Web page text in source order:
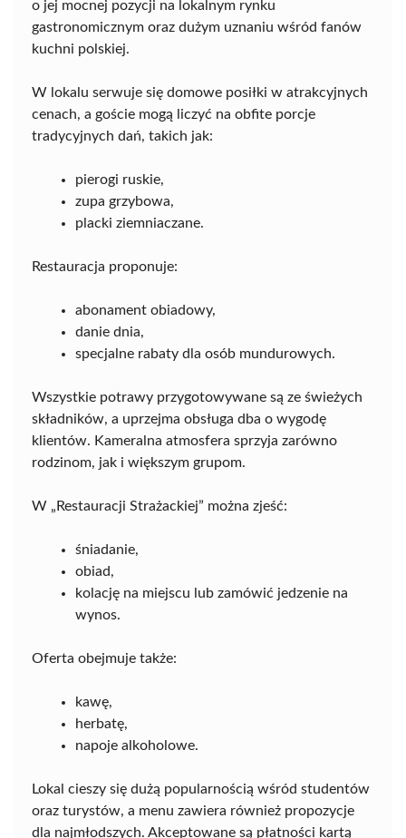
o jej mocnej pozycji na lokalnym rynku
gastronomicznym oraz dużym uznaniu wśród fanów
kuchni polskiej.
W lokalu serwuje się domowe posiłki w atrakcyjnych
cenach, a goście mogą liczyć na obfite porcje
tradycyjnych dań, takich jak:
pierogi ruskie,
zupa grzybowa,
placki ziemniaczane.
Restauracja proponuje:
abonament obiadowy,
danie dnia,
specjalne rabaty dla osób mundurowych.
Wszystkie potrawy przygotowywane są ze świeżych
składników, a uprzejma obsługa dba o wygodę
klientów. Kameralna atmosfera sprzyja zarówno
rodzinom, jak i większym grupom.
W „Restauracji Strażackiej” można zjeść:
śniadanie,
obiad,
kolację na miejscu lub zamówić jedzenie na
wynos.
Oferta obejmuje także:
kawę,
herbatę,
napoje alkoholowe.
Lokal cieszy się dużą popularnością wśród studentów
oraz turystów, a menu zawiera również propozycje
dla najmłodszych. Akceptowane są płatności kartą